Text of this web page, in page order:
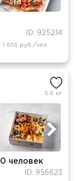
ID: 925214
1 655 руб./чел.
5.6 кг
человек
ID: 956623